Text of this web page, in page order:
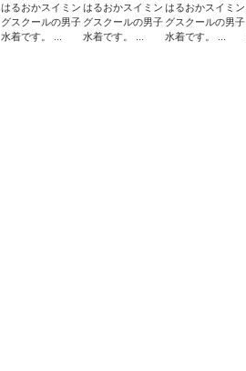
はるおかスイミン
グスクールの男子
水着です。 ...
はるおかスイミン
グスクールの男子
水着です。 ...
はるおかスイミン
グスクールの男子
水着です。 ...